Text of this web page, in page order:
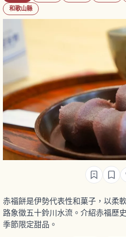
和歌山縣
赤福餅是伊勢代表性和菓子，以柔
路象徵五十鈴川水流。介紹赤福歷
季節限定甜品。